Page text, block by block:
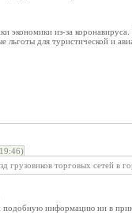
экономики из-за
для туристической и
грузовиков торговых сетей в
подобную информацию ни в